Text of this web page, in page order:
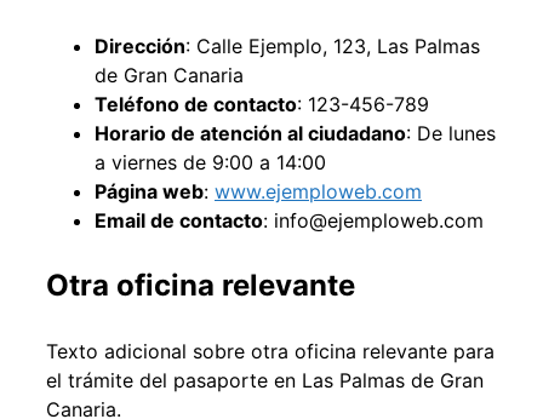
Dirección: Calle Ejemplo, 123, Las Palmas
de Gran Canaria
Teléfono de contacto: 123-456-789
Horario de atención al ciudadano: De lunes
a viernes de 9:00 a 14:00
Página web: www.ejemploweb.com
Email de contacto: info@ejemploweb.com
Otra oficina relevante
Texto adicional sobre otra oficina relevante para
el trámite del pasaporte en Las Palmas de Gran
Canaria.